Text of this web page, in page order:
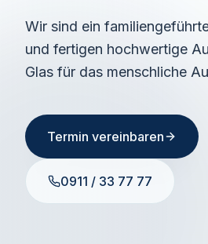
Wir sind ein
und fertigen hochwertige
Glas für das menschliche
Termin vereinbaren
0911 / 33 77 77